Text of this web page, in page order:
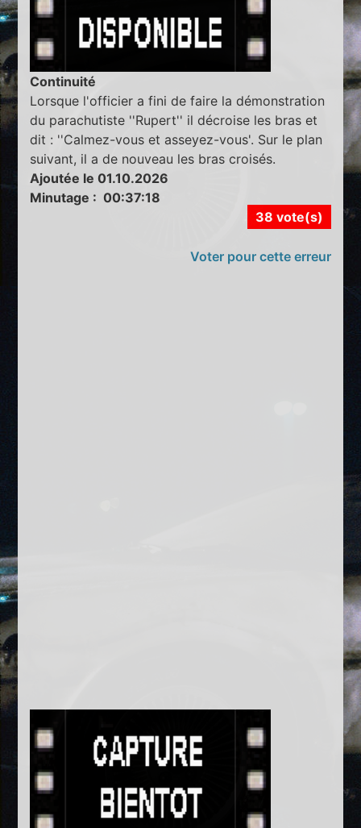
Continuité
Lorsque l'officier a fini de faire la démonstration
du parachutiste ''Rupert'' il décroise les bras et
dit : ''Calmez-vous et asseyez-vous'. Sur le plan
suivant, il a de nouveau les bras croisés.
Ajoutée le 01.10.2026
Minutage : 00:37:18
38 vote(s)
Voter pour cette erreur